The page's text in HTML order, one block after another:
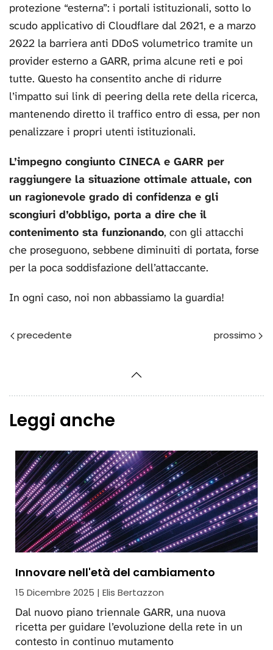
protezione “esterna”: i portali istituzionali, sotto lo
scudo applicativo di Cloudflare dal 2021, e a marzo
2022 la barriera anti DDoS volumetrico tramite un
provider esterno a GARR, prima alcune reti e poi
tutte. Questo ha consentito anche di ridurre
l’impatto sui link di peering della rete della ricerca,
mantenendo diretto il traffico entro di essa, per non
penalizzare i propri utenti istituzionali.
L’impegno congiunto CINECA e GARR per
raggiungere la situazione ottimale attuale, con
un ragionevole grado di confidenza e gli
scongiuri d’obbligo, porta a dire che il
contenimento sta funzionando, con gli attacchi
che proseguono, sebbene diminuiti di portata, forse
per la poca soddisfazione dell’attaccante.
In ogni caso, noi non abbassiamo la guardia!
Leggi anche
Innovare nell'età del cambiamento
15 Dicembre 2025 | Elis Bertazzon
Dal nuovo piano triennale GARR, una nuova
ricetta per guidare l’evoluzione della rete in un
contesto in continuo mutamento